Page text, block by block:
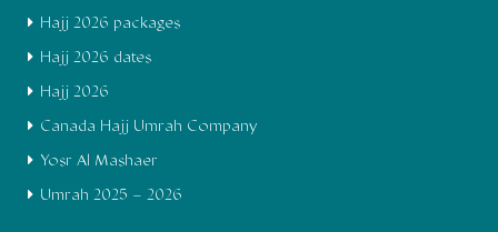
Hajj 2026 packages
Hajj 2026 dates
Hajj 2026
Canada Hajj Umrah Company
Yosr Al Mashaer
Umrah 2025 – 2026